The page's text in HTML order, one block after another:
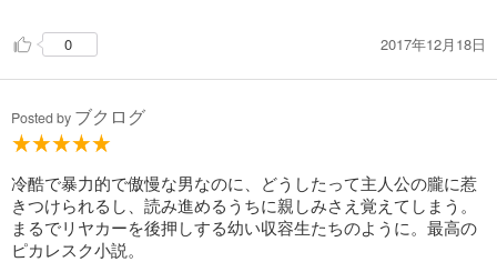
0 2017年12月18日
Posted by ブクログ
冷酷で暴力的で傲慢な男なのに、どうしたって主人公の朧に惹
きつけられるし、読み進めるうちに親しみさえ覚えてしまう。
まるでリヤカーを後押しする幼い収容生たちのように。最高の
ピカレスク小説。